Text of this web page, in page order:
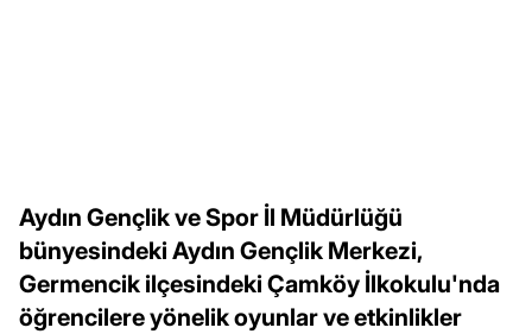
Aydın Gençlik ve Spor İl Müdürlüğü
bünyesindeki Aydın Gençlik Merkezi,
Germencik ilçesindeki Çamköy İlkokulu'nda
öğrencilere yönelik oyunlar ve etkinlikler